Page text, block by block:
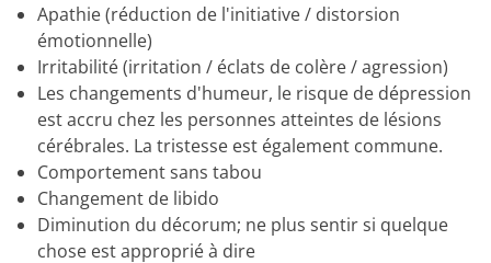
Apathie (réduction de l'initiative / distorsion
émotionnelle)
Irritabilité (irritation / éclats de colère / agression)
Les changements d'humeur, le risque de dépression
est accru chez les personnes atteintes de lésions
cérébrales. La tristesse est également commune.
Comportement sans tabou
Changement de libido
Diminution du décorum; ne plus sentir si quelque
chose est approprié à dire